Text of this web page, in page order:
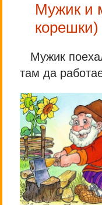
Мужик и
корешки)
Мужик
там да